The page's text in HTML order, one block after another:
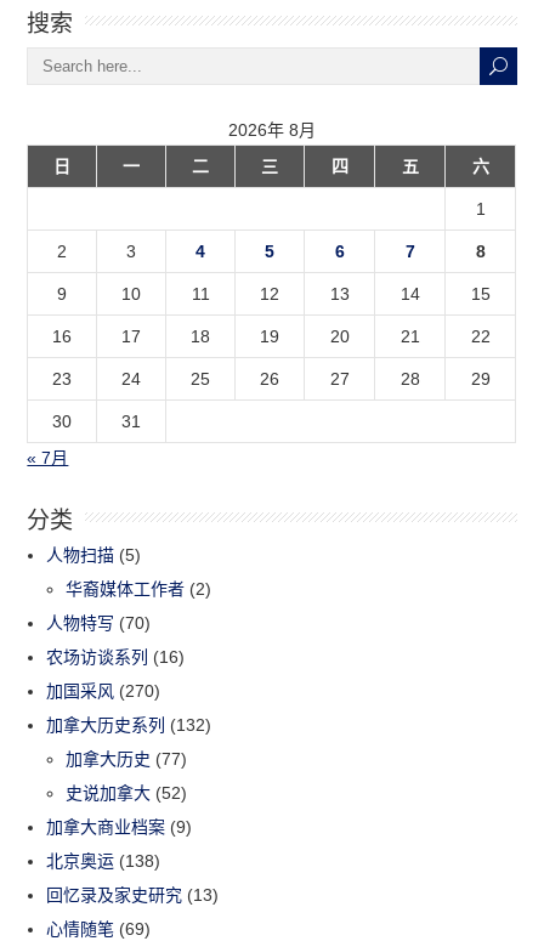
搜索
2026年 8月
日
一 二 三 四 五 六
1
2 3 4 5 6 7 8
9 10 11 12 13 14 15
16 17 18 19 20 21 22
23 24 25 26 27 28 29
30
31
« 7月
分类
人物扫描 (5)
华裔媒体工作者 (2)
人物特写 (70)
农场访谈系列 (16)
加国采风 (270)
加拿大历史系列 (132)
加拿大历史 (77)
史说加拿大 (52)
加拿大商业档案 (9)
北京奥运 (138)
回忆录及家史研究 (13)
心情随笔 (69)